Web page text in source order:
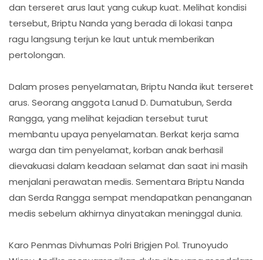
dan terseret arus laut yang cukup kuat. Melihat kondisi
tersebut, Briptu Nanda yang berada di lokasi tanpa
ragu langsung terjun ke laut untuk memberikan
pertolongan.
Dalam proses penyelamatan, Briptu Nanda ikut terseret
arus. Seorang anggota Lanud D. Dumatubun, Serda
Rangga, yang melihat kejadian tersebut turut
membantu upaya penyelamatan. Berkat kerja sama
warga dan tim penyelamat, korban anak berhasil
dievakuasi dalam keadaan selamat dan saat ini masih
menjalani perawatan medis. Sementara Briptu Nanda
dan Serda Rangga sempat mendapatkan penanganan
medis sebelum akhirnya dinyatakan meninggal dunia.
Karo Penmas Divhumas Polri Brigjen Pol. Trunoyudo